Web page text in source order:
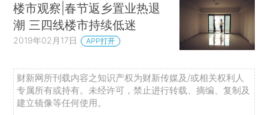
楼市观察|春节返乡置业热退
潮 三四线楼市持续低迷
2019年02月17日 APP打开
财新网所刊载内容之知识产权为财新传媒及/或相关权利人
专属所有或持有。未经许可，禁止进行转载、摘编、复制及
建立镜像等任何使用。